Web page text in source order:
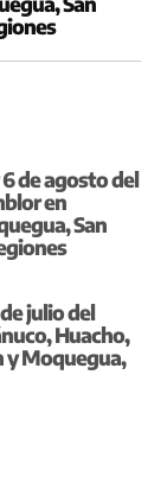
de agosto del
en
San
julio del
Huacho,
y Moquegua,